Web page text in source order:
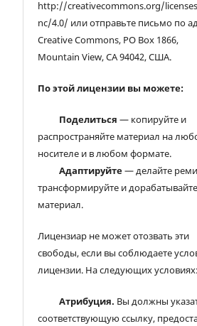
http://creativecommons.org/
nc/4.0/ или отправьте письмо по
Creative Commons, PO Box 1866,
Mountain View, CA 94042, США.
По этой лицензии вы можете:
Поделиться — копируйте и
распространяйте материал на
носителе и в любом формате.
Адаптируйте— делайте
трансформируйте и дорабатывайте
материал.
Лицензиар не может отозвать эти
свободы, если вы соблюдаете
лицензии. На следующих условиях:
Атрибуция. Вы должны
соответствующую ссылку,